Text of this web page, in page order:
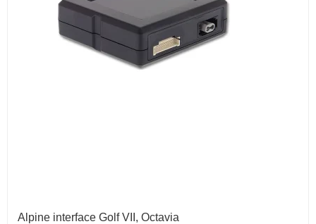
Alpine interface Golf VII, Octavia